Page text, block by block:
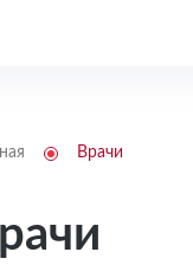
Врачи